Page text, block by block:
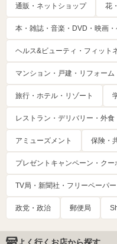
通販・ネットショップ 花
本・雑誌・音楽・DVD・映画・
ヘルス&ビューティ・フィット
マンション・戸建・リフォー
旅行・ホテル・リゾート
レストラン・デリバリー・外食
アミューズメント 保険・
プレゼントキャンペーン・クー
TV局・新聞社・フリーペーパ
政党・政治 郵便局